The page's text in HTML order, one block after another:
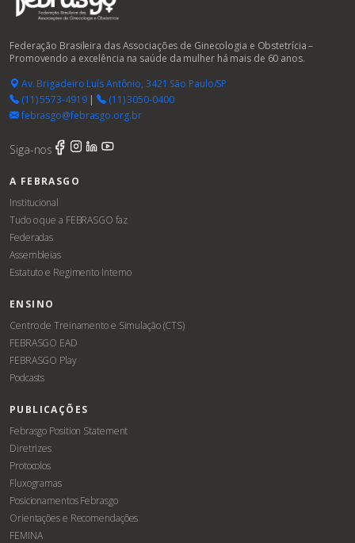
Federação Brasileira das Associações de Ginecologia e Obstetrícia –
Promovendo a excelência na saúde da mulher há mais de 60 anos.
Av. Brigadeiro Luís Antônio, 3421 São Paulo/SP
(11) 5573-4919|
(11) 3050-0400
febrasgo@febrasgo.org.br
Siga-nos
A FEBRASGO
Institucional
Tudo o que a FEBRASGO faz
Federadas
Assembleias
Estatuto e Regimento Interno
ENSINO
Centro de Treinamento e Simulação (CTS)
FEBRASGO EAD
FEBRASGO Play
Podcasts
PUBLICAÇÕES
Febrasgo Position Statement
Diretrizes
Protocolos
Fluxogramas
Posicionamentos Febrasgo
Orientações e Recomendações
FEMINA